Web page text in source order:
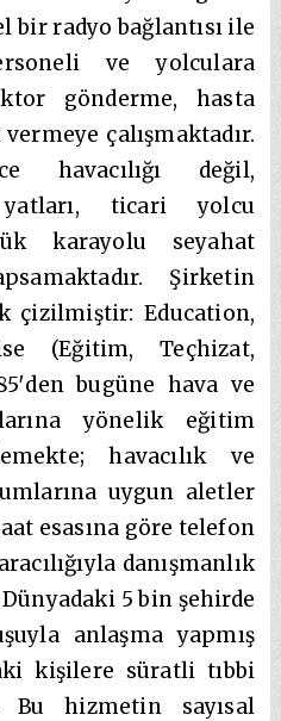
bir radyo bağlantısı ile
ve yolculara
gönderme, hasta
çalışmaktadır.
havacılığı değil,
ticari yolcu
karayolu seyahat
Şirketin
çizilmiştir: Education,
(Eğitim, Teçhizat,
bugüne hava ve
yönelik eğitim
havacılık ve
uygun aletler
esasına göre telefon
danışmanlık
5 bin şehirde
anlaşma yapmış
kişilere süratli tıbbi
Bu hizmetin sayısal